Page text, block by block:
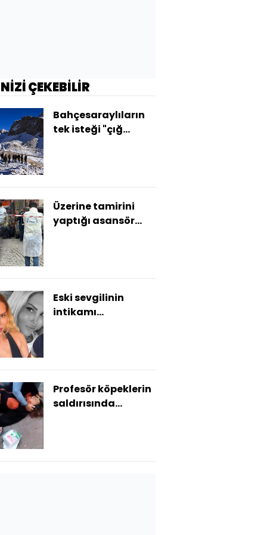
ÇEKEBİLİR
Bahçesaraylıların
tek isteği "çığ
Üzerine tamirini
yaptığı asansör
Eski sevgilinin
intikamı
Profesör köpeklerin
saldırısında